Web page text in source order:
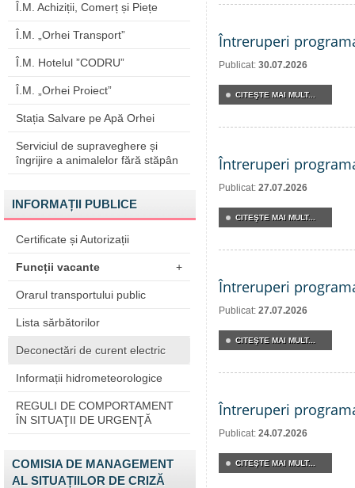
Î.M. Achiziții, Comerț și Piețe
Î.M. „Orhei Transport”
Î.M. Hotelul ”CODRU”
Î.M. „Orhei Proiect”
Stația Salvare pe Apă Orhei
Serviciul de supraveghere și
îngrijire a animalelor fără stăpân
INFORMAȚII PUBLICE
Certificate și Autorizații
Funcții vacante +
Orarul transportului public
Lista sărbătorilor
Deconectări de curent electric
Informații hidrometeorologice
REGULI DE COMPORTAMENT
ÎN SITUAŢII DE URGENŢĂ
COMISIA DE MANAGEMENT
AL SITUAȚIILOR DE CRIZĂ
Întreruperi
Publicat: 30.07.2026
CITEŞTE MAI MULT...
Întreruperi
Publicat: 27.07.2026
CITEŞTE MAI MULT...
Întreruperi
Publicat: 27.07.2026
CITEŞTE MAI MULT...
Întreruperi
Publicat: 24.07.2026
CITEŞTE MAI MULT...